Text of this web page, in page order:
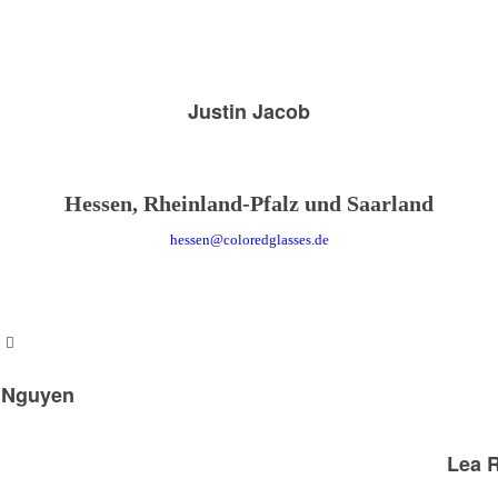
Justin Jacob
Hessen, Rheinland-Pfalz und Saarland
hessen@coloredglasses.de
Lea